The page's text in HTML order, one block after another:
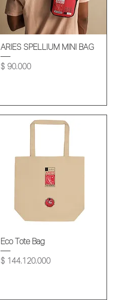
Vista rápida
ARIES SPELLIUM MINI BAG
Precio
$ 90.000
Vista rápida
Eco Tote Bag
Precio
$ 144.120.000